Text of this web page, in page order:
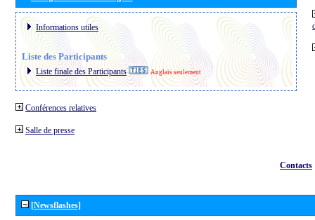
Informations utiles
Liste des Participants
Liste finale des Participants Anglais seulement
Conférences relatives
Salle de presse
Contacts
[Newsflashes]